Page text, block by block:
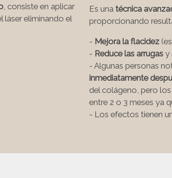
, consiste en aplicar
láser eliminando el
Es una técnica
proporcionando
- Mejora la flacidez
- Reduce las arrugasy
- Algunas personas
inmediatamente
del colágeno, pero
entre 2 o 3 meses ya
- Los efectos tienen